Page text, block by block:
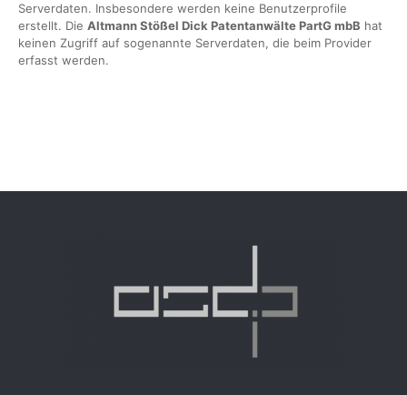
Serverdaten. Insbesondere werden keine Benutzerprofile
erstellt. Die Altmann Stößel Dick Patentanwälte PartG mbB hat
keinen Zugriff auf sogenannte Serverdaten, die beim Provider
erfasst werden.